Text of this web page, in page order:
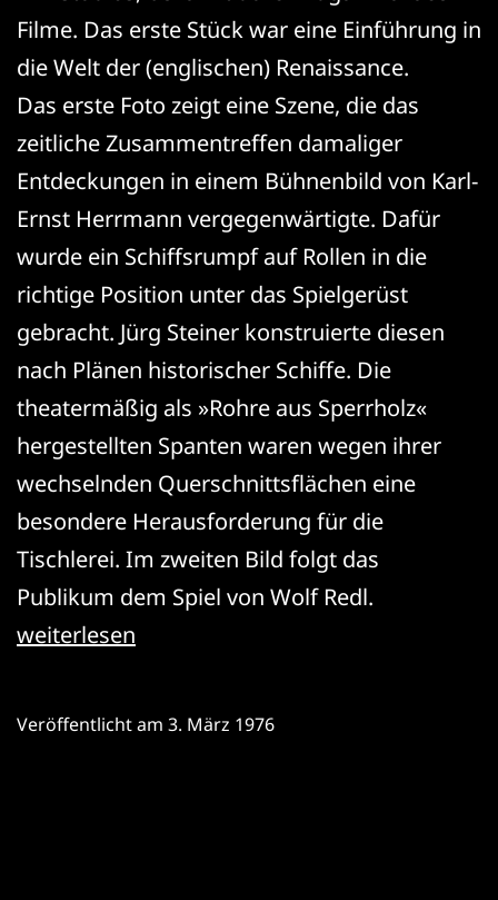
Filme. Das erste Stück war eine Einführung in
die Welt der (englischen) Renaissance.
Das erste Foto zeigt eine Szene, die das
zeitliche Zusammentreffen damaliger
Entdeckungen in einem Bühnenbild von Karl-
Ernst Herrmann vergegenwärtigte. Dafür
wurde ein Schiffsrumpf auf Rollen in die
richtige Position unter das Spielgerüst
gebracht. Jürg Steiner konstruierte diesen
nach Plänen historischer Schiffe. Die
theatermäßig als »Rohre aus Sperrholz«
hergestellten Spanten waren wegen ihrer
wechselnden Querschnittsflächen eine
besondere Herausforderung für die
Tischlerei. Im zweiten Bild folgt das
Publikum dem Spiel von Wolf Redl.
Shakespeare’s
weiterlesen
Veröffentlicht am 3. März 1976